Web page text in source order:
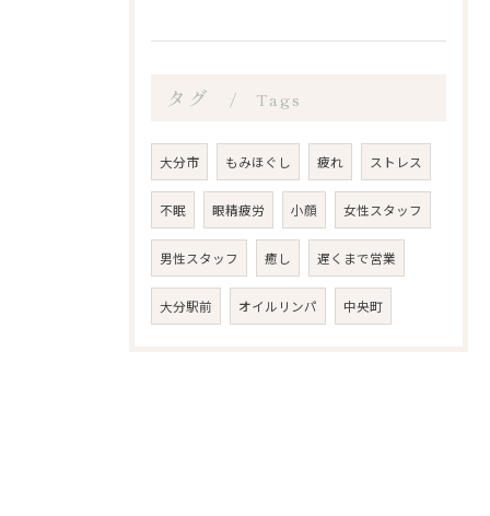
タグ Tags
大分市 もみほぐし 疲れ ストレス
不眠 眼精疲労 小顔 女性スタッフ
男性スタッフ 癒し 遅くまで営業
大分駅前 オイルリンパ 中央町